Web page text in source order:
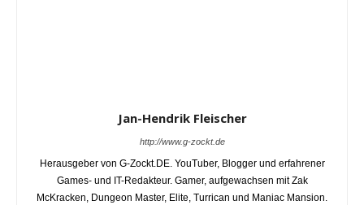
Jan-Hendrik Fleischer
http://www.g-zockt.de
Herausgeber von G-Zockt.DE. YouTuber, Blogger und erfahrener
Games- und IT-Redakteur. Gamer, aufgewachsen mit Zak
McKracken, Dungeon Master, Elite, Turrican und Maniac Mansion.